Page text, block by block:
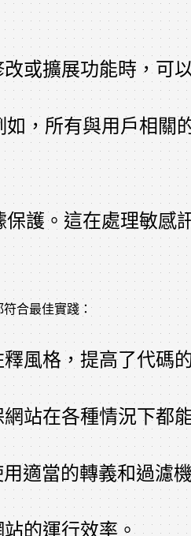
或擴展功能時，可
，所有與用戶相關
護。這在處理敏感
合最佳實踐：
風格，提高了代碼
站在各種情況下都
適當的轉義和過濾
的運行效率。